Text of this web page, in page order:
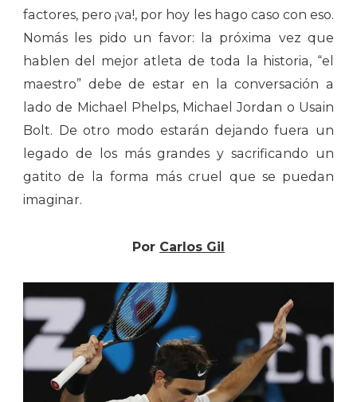
factores, pero ¡va!, por hoy les hago caso con eso.
Nomás les pido un favor: la próxima vez que
hablen del mejor atleta de toda la historia, “el
maestro” debe de estar en la conversación a
lado de Michael Phelps, Michael Jordan o Usain
Bolt. De otro modo estarán dejando fuera un
legado de los más grandes y sacrificando un
gatito de la forma más cruel que se puedan
imaginar.
Por Carlos Gil